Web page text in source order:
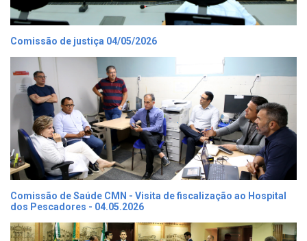
Comissão de justiça 04/05/2026
Comissão de Saúde CMN - Visita de fiscalização ao Hospital
dos Pescadores - 04.05.2026